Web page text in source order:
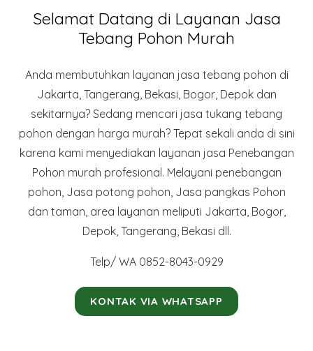
Selamat Datang di Layanan Jasa
Tebang Pohon Murah
Anda membutuhkan layanan jasa tebang pohon di
Jakarta, Tangerang, Bekasi, Bogor, Depok dan
sekitarnya? Sedang mencari jasa tukang tebang
pohon dengan harga murah? Tepat sekali anda di sini
karena kami menyediakan layanan jasa Penebangan
Pohon murah profesional. Melayani penebangan
pohon, Jasa potong pohon, Jasa pangkas Pohon
dan taman, area layanan meliputi Jakarta, Bogor,
Depok, Tangerang, Bekasi dll.
Telp/ WA 0852-8043-0929
KONTAK VIA WHATSAPP